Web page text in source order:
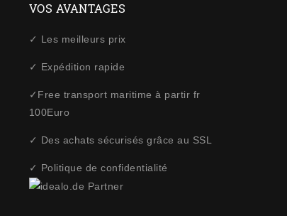
VOS AVANTAGES
✓ Les meilleurs prix
✓ Expédition rapide
✓Free transport maritime à partir fr
100Euro
✓ Des achats sécurisés grâce au SSL
✓ Politique de confidentialité